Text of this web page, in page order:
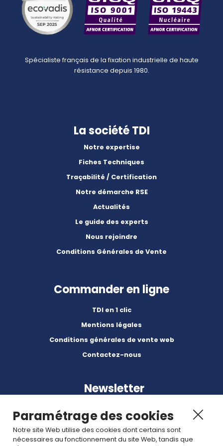
Spécialiste français de la fixation industrielle de haute
résistance depuis 1980.
La société TDI
Notre expertise
Fiches Techniques
Traçabilité / Certification
Notre démarche RSE
Actualités
Le guide des experts
Nous rejoindre
Conditions Générales de Vente
Commander en ligne
TDI en 1 clic
Mentions légales
Conditions générales de vente web
Contactez-nous
Newsletter
Paramétrage des cookies
Notre site Web utilise des cookies dont certains sont
nécessaires au fonctionnement du site Web, tandis que